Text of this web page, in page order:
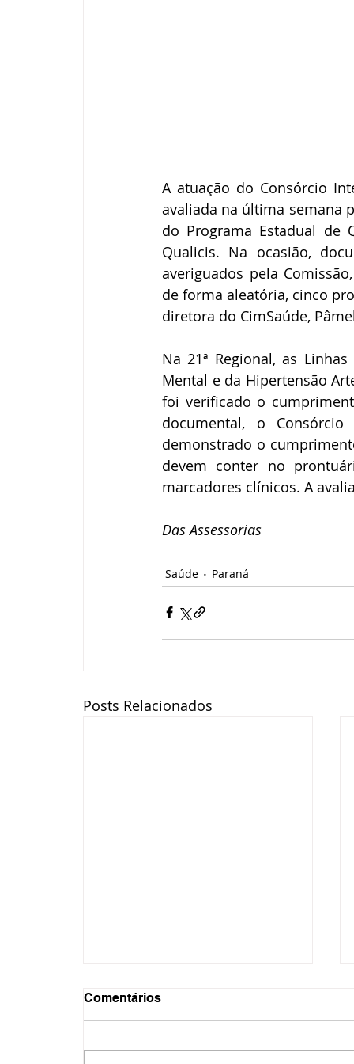
A atuação do Consórcio
avaliada na última semana
do Programa Estadual de
Qualicis. Na ocasião,
averiguados pela
de forma aleatória, cinco
diretora do CimSaúde,
Na 21ª Regional, as
Mental e da Hipertensão
foi verificado o
documental, o
demonstrado o
devem conter no
marcadores clínicos. A
Das Assessorias
Saúde Paraná
Posts Relacionados
Comentários